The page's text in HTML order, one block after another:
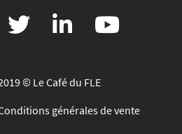
© Le Café du FLE
générales de vente